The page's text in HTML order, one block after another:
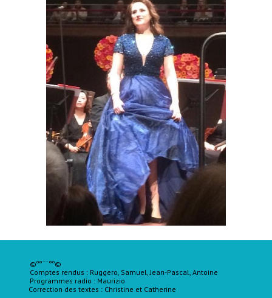
©º°¨¨°º©
Comptes rendus : Ruggero, Samuel, Jean-Pascal, Antoine
Programmes radio : Maurizio
Correction des textes : Christine et Catherine